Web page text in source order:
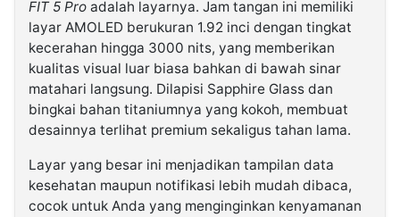
FIT 5 Pro adalah layarnya. Jam tangan ini memiliki
layar AMOLED berukuran 1.92 inci dengan tingkat
kecerahan hingga 3000 nits, yang memberikan
kualitas visual luar biasa bahkan di bawah sinar
matahari langsung. Dilapisi Sapphire Glass dan
bingkai bahan titaniumnya yang kokoh, membuat
desainnya terlihat premium sekaligus tahan lama.
Layar yang besar ini menjadikan tampilan data
kesehatan maupun notifikasi lebih mudah dibaca,
cocok untuk Anda yang menginginkan kenyamanan